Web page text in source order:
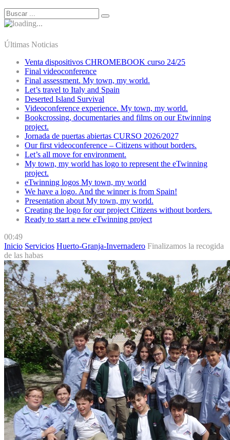
Últimas Noticias
Venta dispositivos CHROMEBOOK curso 24/25
Final videoconference
Final assessment. My town, my world.
Let’s travel to Italy and Spain
Deserted Island Survival
Videoconference experience. My town, my world.
Bookcrossing, documentaries and films on our Etwinning
project.
Jornada de puertas abiertas CURSO 2026/2027
Our first videoconference – Citizens without borders.
Let’s all move for environment.
My town, my world has logo to represent the eTwinning
project.
eTwinning logos My town, my world
We have a logo. And the winner is from Spain!
Presentation about My town, my world.
Creating the logo for our project Citizens without borders.
Ready to start a new eTwinning project
00:49
Inicio Servicios Huerto-Granja-Invernadero Finalizamos la recogida
de las habas